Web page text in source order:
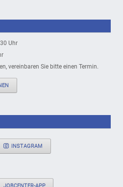
Uhr
vereinbaren Sie bitte einen Termin.
INSTAGRAM